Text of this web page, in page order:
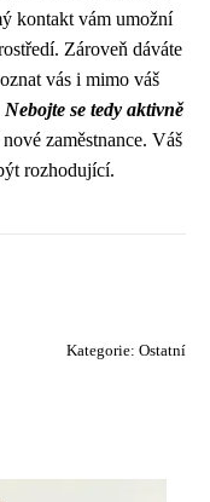
kontakt vám umožní
Zároveň dáváte
vás i mimo váš
Nebojte se tedy aktivně
zaměstnance. Váš
rozhodující.
Kategorie: Ostatní